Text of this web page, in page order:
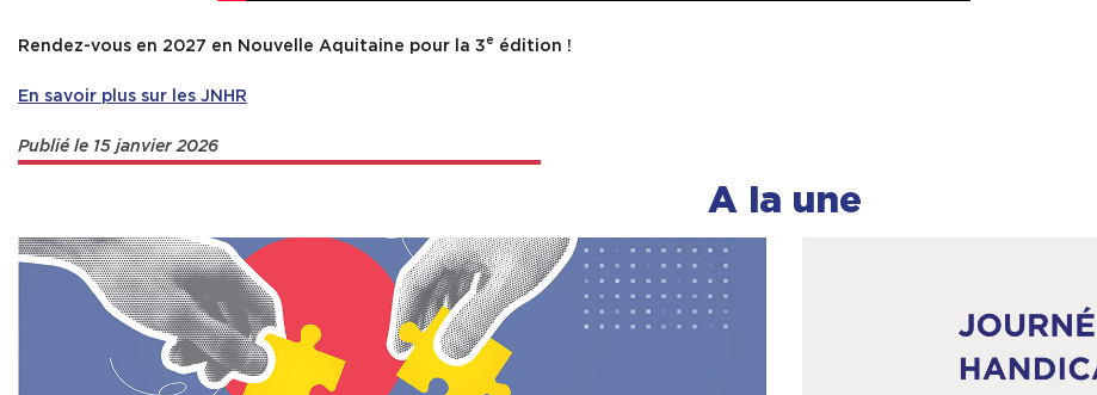
Rendez-vous en 2027 en Nouvelle Aquitaine pour la 3e édition !
En savoir plus sur les JNHR
Publié le 15 janvier 2026
A la une